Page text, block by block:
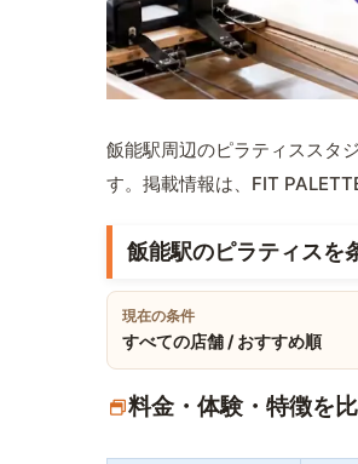
飯能駅周辺のピラティススタ
す。掲載情報は、FIT
飯能駅のピラティスを
現在の条件
すべての店舗 / おすすめ順
料金・体験・特徴を